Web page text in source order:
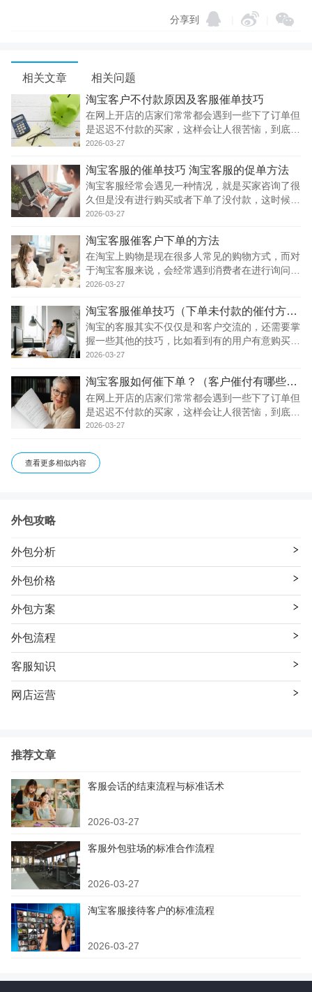
分享到
相关文章
相关问题
淘宝客户不付款原因及客服催单技巧
在网上开店的店家们常常都会遇到一些下了订单但
是迟迟不付款的买家，这样会让人很苦恼，到底是
买还是不买的，过了时间段就会自动关闭订单了，
析然后在催买家付款。 淘宝客服不能把催付的工
作看
2026-03-27
淘宝客服的催单技巧 淘宝客服的促单方法
淘宝客服经常会遇见一种情况，就是买家咨询了很
久但是没有进行购买或者下单了没付款，这时候淘
宝客服就会进行催单，那么淘宝的催单技巧有哪
一、淘宝催单的三不原则： 1、已经有成交订单的
客户
2026-03-27
淘宝客服催客户下单的方法
在淘宝上购物是现在很多人常见的购物方式，而对
于淘宝客服来说，会经常遇到消费者在进行询问之
后，而迟迟不下单的顾客，这时候客服就需要进行
下单的? 1、耐心解答买家疑问 无论是淘宝活动还
是店
2026-03-27
淘宝客服催单技巧（下单未付款的催付方法）
淘宝的客服其实不仅仅是和客户交流的，还需要掌
握一些其他的技巧，比如看到有的用户有意购买之
后，就需要催他们去下单了，那么作为客服来说，
法去应对呢? 一、淘宝客服催单技巧 淘宝催付技
巧最重
2026-03-27
淘宝客服如何催下单？（客户催付有哪些技巧？）
在网上开店的店家们常常都会遇到一些下了订单但
是迟迟不付款的买家，这样会让人很苦恼，到底是
买还是不买的，过了时间段就会自动关闭订单了，
析然后在催买家付款。 淘宝客服不能把催付的工
作看
2026-03-27
查看更多相似内容
外包攻略
外包分析
外包价格
外包方案
外包流程
客服知识
网店运营
推荐文章
客服会话的结束流程与标准话术
2026-03-27
客服外包驻场的标准合作流程
2026-03-27
淘宝客服接待客户的标准流程
2026-03-27